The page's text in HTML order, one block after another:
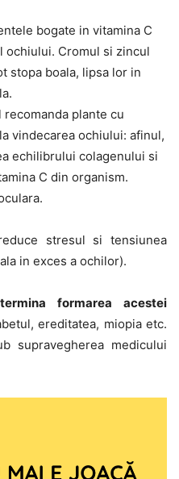
bogate in vitamina C
ochiului. Cromul si zincul
stopa boala, lipsa lor in
plante cu
vindecarea ochiului: afinul,
echilibrului colagenului si
C din organism.
stresul si tensiunea
in exces a ochilor).
formarea acestei
ereditatea, miopia etc.
supravegherea medicului